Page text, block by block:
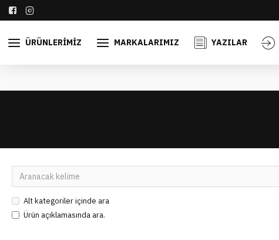
ÜRÜNLERIMIZ MARKALARIMIZ YAZILAR
Alt kategoriler içinde ara
Ürün açıklamasında ara.